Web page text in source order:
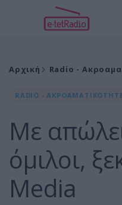
Αρχική Radio -
RADIO -
Με
όμιλοι,
Media